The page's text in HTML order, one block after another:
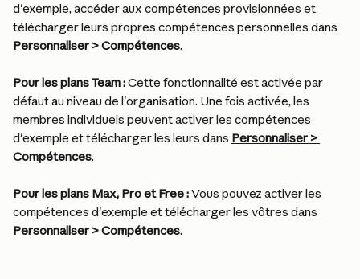
d'exemple, accéder aux compétences provisionnées et
télécharger leurs propres compétences personnelles dans
Personnaliser > Compétences.
Pour les plans Team : Cette fonctionnalité est activée par
défaut au niveau de l'organisation. Une fois activée, les
membres individuels peuvent activer les compétences
d'exemple et télécharger les leurs dans Personnaliser >
Compétences.
Pour les plans Max, Pro et Free : Vous pouvez activer les
compétences d'exemple et télécharger les vôtres dans
Personnaliser > Compétences.